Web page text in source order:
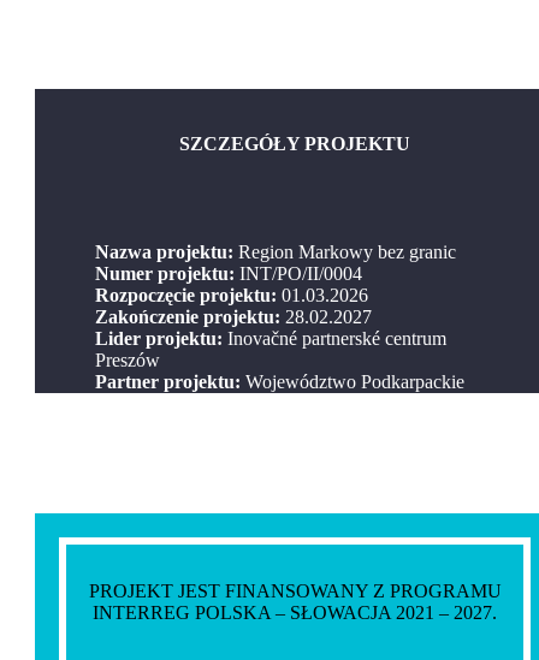
SZCZEGÓŁY PROJEKTU
Nazwa projektu: Region Markowy bez granic
Numer projektu: INT/PO/II/0004
Rozpoczęcie projektu: 01.03.2026
Zakończenie projektu: 28.02.2027
Lider projektu: Inovačné partnerské centrum
Preszów
Partner projektu: Województwo Podkarpackie
PROJEKT JEST FINANSOWANY Z PROGRAMU
INTERREG POLSKA – SŁOWACJA 2021 – 2027.